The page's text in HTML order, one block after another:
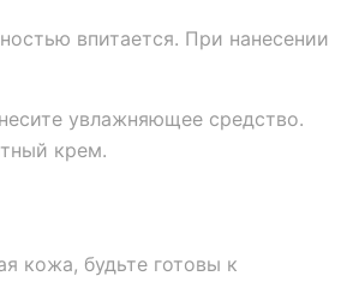
впитается. При нанесении
увлажняющее средство.
крем.
кожа, будьте готовы к